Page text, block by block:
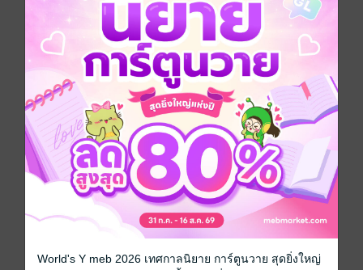
คมชัดลึก วันพุธที่ 25 ธันวาคม พ.ศ.2556
ประเภทไฟล์ pdf
วันที่วางขาย 24 ธันวาคม 2556
ความยาว 32 หน้า
ราคาปก 10 บาท
ฉบับย้อนหลัง ดูทั้งหมด
World's Y meb 2026 เทศกาลนิยาย การ์ตูนวาย สุดยิ่งใหญ่